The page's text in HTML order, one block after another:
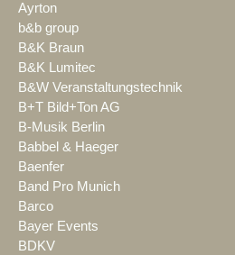
Ayrton
b&b group
B&K Braun
B&K Lumitec
B&W Veranstaltungstechnik
B+T Bild+Ton AG
B-Musik Berlin
Babbel & Haeger
Baenfer
Band Pro Munich
Barco
Bayer Events
BDKV